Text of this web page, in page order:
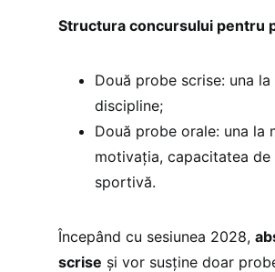
Structura concursului pentru
Două probe scrise: una
discipline;
Două probe orale: una la
motivația, capacitatea
sportivă.
Începând cu sesiunea 2028,
scrise și vor susține doar